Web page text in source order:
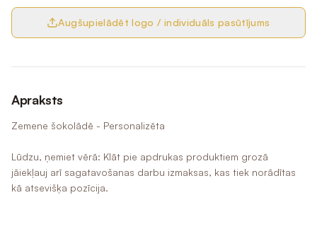
Augšupielādēt logo / individuāls pasūtījums
Apraksts
Zemene šokolādē - Personalizēta
Lūdzu, ņemiet vērā: Klāt pie apdrukas produktiem grozā
jāiekļauj arī sagatavošanas darbu izmaksas, kas tiek norādītas
kā atsevišķa pozīcija.